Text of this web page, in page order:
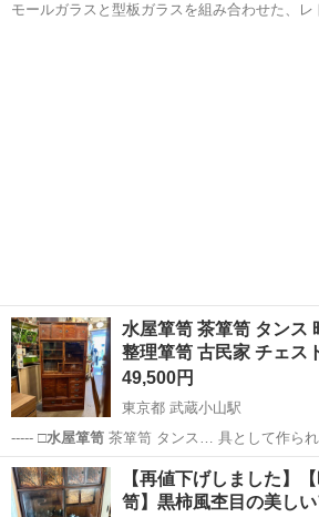
モールガラスと型板ガラスを組み合わせた、レ
水屋箪笥 茶箪笥 タンス
整理箪笥 古民家 チェス
49,500円
東京都 武蔵小山駅
----- □水屋箪笥茶箪笥 タンス… 具として作られ
意匠を…
東京 品川区 武蔵小山駅 収納家具
【再値下げしました】
笥】黒柿風杢目の美し